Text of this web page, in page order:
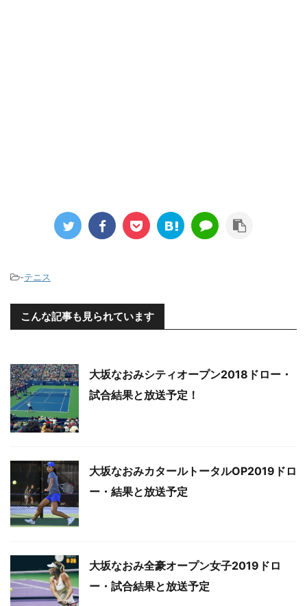
-テニス
こんな記事も見られています
大坂なおみシティオープン2018ドロー・
試合結果と放送予定！
大坂なおみカタールトータルOP2019ドロ
ー・結果と放送予定
大坂なおみ全豪オープン女子2019ドロ
ー・試合結果と放送予定